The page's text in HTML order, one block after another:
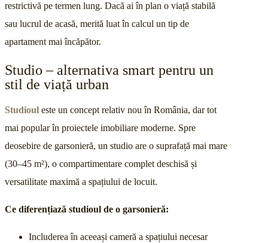
restrictivă pe termen lung. Dacă ai în plan o viață stabilă
sau lucrul de acasă, merită luat în calcul un tip de
apartament mai încăpător.
Studio – alternativa smart pentru un
stil de viață urban
Studioul este un concept relativ nou în România, dar tot
mai popular în proiectele imobiliare moderne. Spre
deosebire de garsonieră, un studio are o suprafață mai mare
(30–45 m²), o compartimentare complet deschisă și
versatilitate maximă a spațiului de locuit.
Ce diferențiază studioul de o garsonieră:
Includerea în aceeași cameră a spațiului necesar